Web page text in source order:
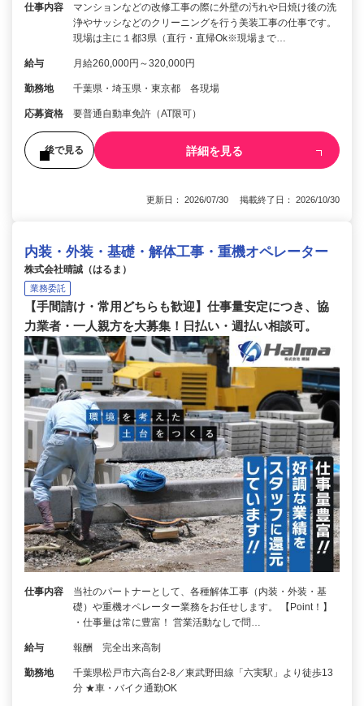
仕事内容
マンションなどの改修工事の際に外壁の汚れや日焼け後の洗
浄やサッシなどのクリーニングを行う美装工事の仕事です。
現場は主に１都3県（直行・直帰Ok※現場まで…
給与 月給260,000円～320,000円
勤務地 千葉県・埼玉県・東京都 各現場
応募資格 要普通自動車免許（AT限可）
後で見る 詳細を見る
更新日： 2026/07/30 掲載終了日： 2026/10/30
内装・外装・基礎・解体工事・重機オペレーター
株式会社晴誠（はるま）
業務委託
【手間請け・常用どちらも歓迎】仕事量安定につき、協
力業者・一人親方を大募集！日払い・週払い相談可。
仕事内容
当社のパートナーとして、各種解体工事（内装・外装・基
礎）や重機オペレーター業務をお任せします。 【Point！】
・仕事量は常に豊富！ 営業活動なしで問…
給与 報酬 完全出来高制
勤務地
千葉県松戸市六高台2-8／東武野田線「六実駅」より徒歩13
分 ★車・バイク通勤OK